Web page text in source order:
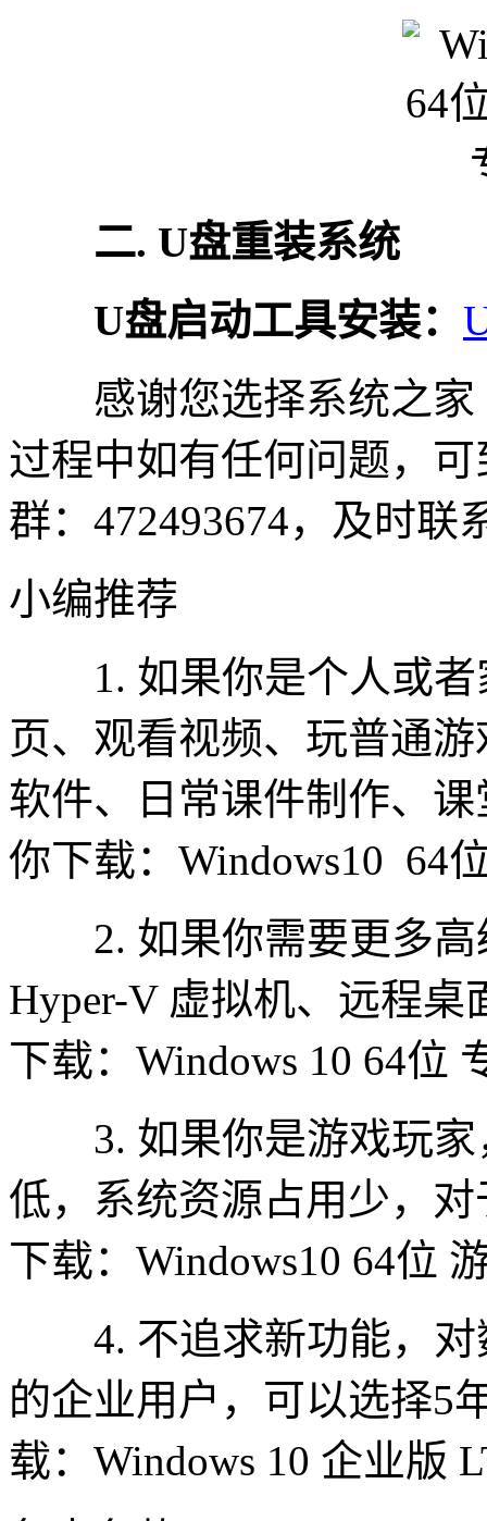
二. U盘重装系统
U盘启动工具安装：
感谢您选择系统之家
过程中如有任何问题，
群：472493674，及时
小编推荐
1. 如果你是个人或者
页、观看视频、玩普通
软件、日常课件制作、
你下载：Windows10 64
2. 如果你需要更多高
Hyper-V 虚拟机、远程
下载：Windows 10 64位
3. 如果你是游戏玩家
低，系统资源占用少，
下载：Windows10 64位
4. 不追求新功能，对
的企业用户，可以选择5
载：Windows 10 企业版